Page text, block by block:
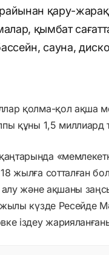
қару-
қымбат
сауна,
қолма-қол ақша
құны 1,5 миллиард
жылға сотталған
алу және ақшаны
күзде Ресейде
іздеу